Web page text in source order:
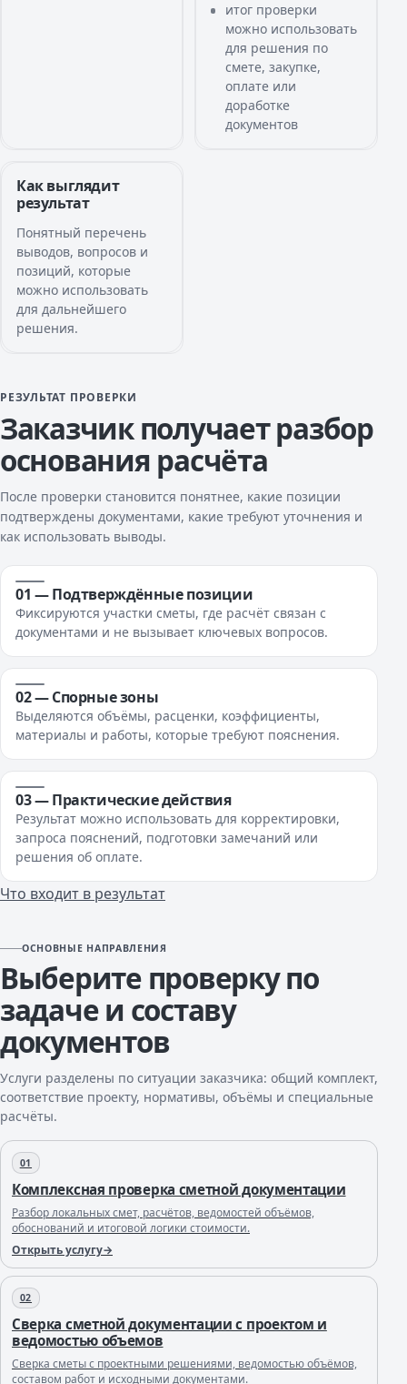
итог проверки
можно использовать
для решения по
смете, закупке,
оплате или
доработке
документов
Как выглядит
результат
Понятный перечень
выводов, вопросов и
позиций, которые
можно использовать
для дальнейшего
решения.
РЕЗУЛЬТАТ ПРОВЕРКИ
Заказчик получает разбор
основания расчёта
После проверки становится понятнее, какие позиции
подтверждены документами, какие требуют уточнения и
как использовать выводы.
01 — Подтверждённые позиции
Фиксируются участки сметы, где расчёт связан с
документами и не вызывает ключевых вопросов.
02 — Спорные зоны
Выделяются объёмы, расценки, коэффициенты,
материалы и работы, которые требуют пояснения.
03 — Практические действия
Результат можно использовать для корректировки,
запроса пояснений, подготовки замечаний или
решения об оплате.
Что входит в результат
ОСНОВНЫЕ НАПРАВЛЕНИЯ
Выберите проверку по
задаче и составу
документов
Услуги разделены по ситуации заказчика: общий комплект,
соответствие проекту, нормативы, объёмы и специальные
расчёты.
01
Комплексная проверка сметной документации
Разбор локальных смет, расчётов, ведомостей объёмов,
обоснований и итоговой логики стоимости.
Открыть услугу
02
Сверка сметной документации с проектом и
ведомостью объемов
Сверка сметы с проектными решениями, ведомостью объёмов,
составом работ и исходными документами.